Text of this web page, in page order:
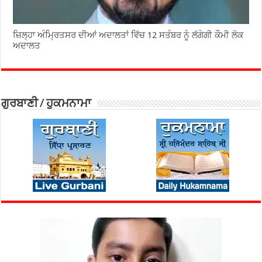
ਜ਼ਿਲ੍ਹਾ ਅੰਮ੍ਰਿਤਸਰ ਦੀਆਂ ਅਦਾਲਤਾਂ ਵਿੱਚ 12 ਸਤੰਬਰ ਨੂੰ ਲੱਗੇਗੀ ਕੌਮੀ ਲੋਕ
ਅਦਾਲਤ
ਗੁਰਬਾਣੀ / ਹੁਕਮਨਾਮਾ